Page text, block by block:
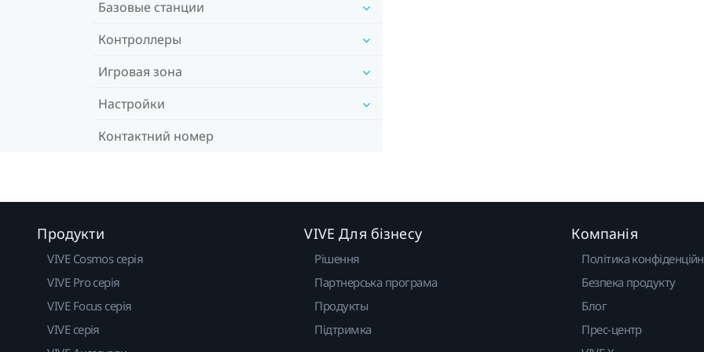
Базовые станции
Контроллеры
Игровая зона
Настройки
Контактний номер
Продукти
VIVE Cosmos серія
VIVE Pro серія
VIVE Focus серія
VIVE серія
VIVE Для бізнесу
Рішення
Партнерська програма
Продукты
Підтримка
Компанія
Політика
Безпека продукту
Блог
Прес-центр